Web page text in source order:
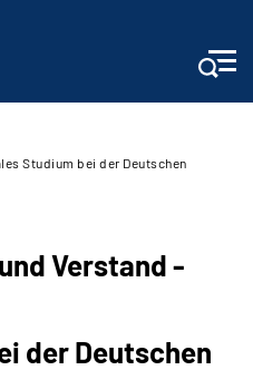
Studium bei der Deutschen
Verstand -
der Deutschen